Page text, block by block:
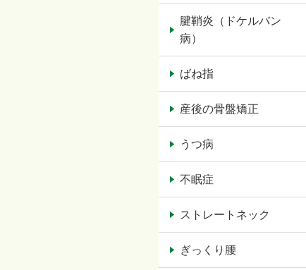
腱鞘炎（ドケルバン
病）
ばね指
産後の骨盤矯正
うつ病
不眠症
ストレートネック
ぎっくり腰